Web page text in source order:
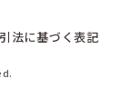
法に基づく表記